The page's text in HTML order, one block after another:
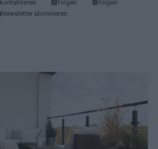
kontaktieren folgen
folgen
Newsletter abonnieren